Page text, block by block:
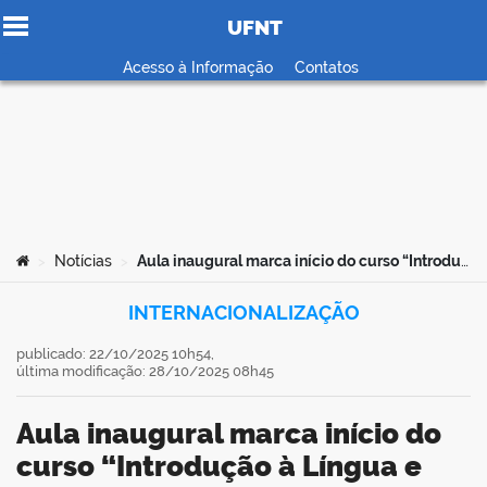
Ir para o conteúdo
UFNT
Acesso à Informação Contatos
Você está aqui:
Notícias Aula inaugural marca início do curso “Introdução à Língua e Cultura Russa” na UFNT
INTERNACIONALIZAÇÃO
Aula inaugural marca início do
curso “Introdução à Língua e
publicado: 22/10/2025 10h54,
última modificação: 28/10/2025 08h45